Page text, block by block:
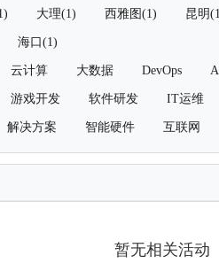
大理(1) 西雅图(1) 昆明
海口(1)
云计算 大数据 DevOps
游戏开发 软件研发 IT运维
解决方案 智能硬件 互联网
暂无相关活动